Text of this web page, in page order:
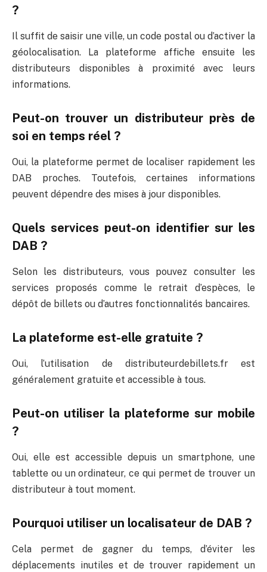
?
Il suffit de saisir une ville, un code postal ou d’activer la
géolocalisation. La plateforme affiche ensuite les
distributeurs disponibles à proximité avec leurs
informations.
Peut-on trouver un distributeur près de
soi en temps réel ?
Oui, la plateforme permet de localiser rapidement les
DAB proches. Toutefois, certaines informations
peuvent dépendre des mises à jour disponibles.
Quels services peut-on identifier sur les
DAB ?
Selon les distributeurs, vous pouvez consulter les
services proposés comme le retrait d’espèces, le
dépôt de billets ou d’autres fonctionnalités bancaires.
La plateforme est-elle gratuite ?
Oui, l’utilisation de distributeurdebillets.fr est
généralement gratuite et accessible à tous.
Peut-on utiliser la plateforme sur mobile
?
Oui, elle est accessible depuis un smartphone, une
tablette ou un ordinateur, ce qui permet de trouver un
distributeur à tout moment.
Pourquoi utiliser un localisateur de DAB ?
Cela permet de gagner du temps, d’éviter les
déplacements inutiles et de trouver rapidement un